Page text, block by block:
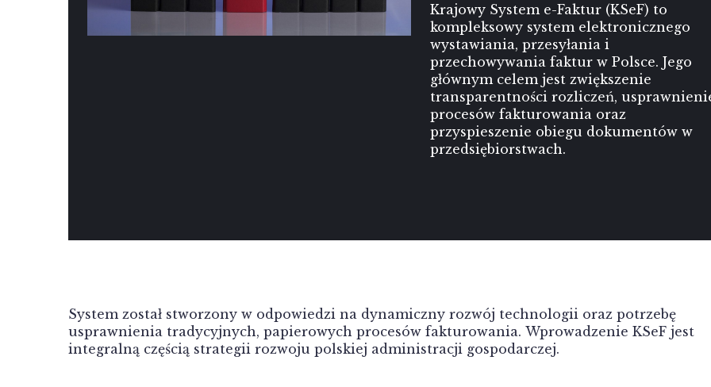
Krajowy System e-Faktur (KSeF) to
kompleksowy system elektronicznego
wystawiania, przesyłania i
przechowywania faktur w Polsce. Jego
głównym celem jest zwiększenie
transparentności rozliczeń,
procesów fakturowania oraz
przyspieszenie obiegu dokumentów w
przedsiębiorstwach.
System został stworzony w odpowiedzi na dynamiczny rozwój technologii oraz potrzebę
usprawnienia tradycyjnych, papierowych procesów fakturowania. Wprowadzenie KSeF jest
integralną częścią strategii rozwoju polskiej administracji gospodarczej.